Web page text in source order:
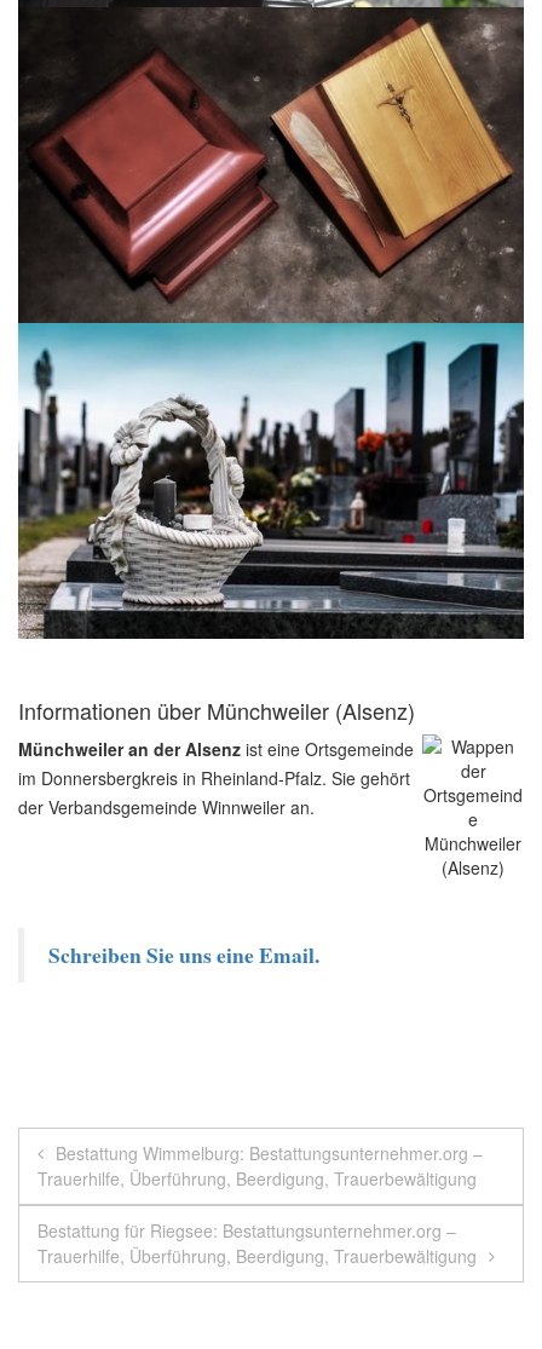
Informationen über Münchweiler (Alsenz)
Münchweiler an der Alsenz ist eine Ortsgemeinde
im Donnersbergkreis in Rheinland-Pfalz. Sie gehört
der Verbandsgemeinde Winnweiler an.
Schreiben Sie uns eine Email.
Beitragsnavigation
Bestattung Wimmelburg: Bestattungsunternehmer.org –
Trauerhilfe, Überführung, Beerdigung, Trauerbewältigung
Bestattung für Riegsee: Bestattungsunternehmer.org –
Trauerhilfe, Überführung, Beerdigung, Trauerbewältigung